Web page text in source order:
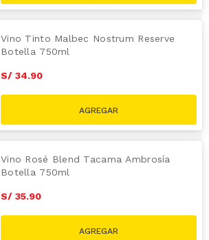
Vino Tinto Malbec Nostrum Reserve
Botella 750ml
S/ 34.90
Vino Rosé Blend Tacama Ambrosía
Botella 750ml
S/ 35.90